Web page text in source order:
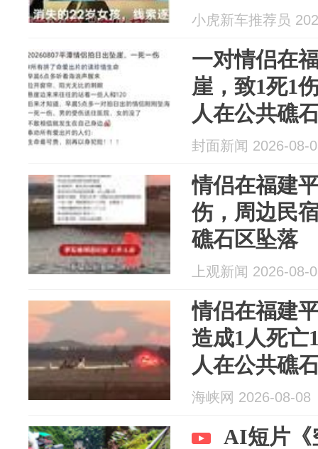
小虎新车推荐员
一对情侣在
崖，致1死1
人在公共礁
封面新闻 2026-08-
情侣在福建
伤，周边民
礁石区坠落
上观新闻 2026-08-
情侣在福建
造成1人死亡
人在公共礁
落；此前该
海峡网 2026-08-08
AI短片《